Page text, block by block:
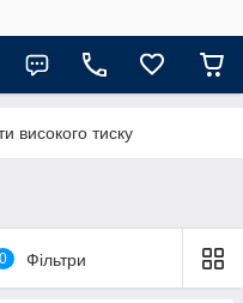
високого тиску
0 Фільтри